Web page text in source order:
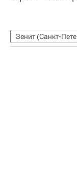
Зенит (Санкт-